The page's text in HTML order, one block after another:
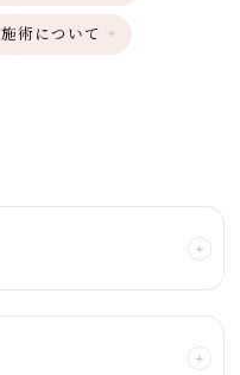
施術について